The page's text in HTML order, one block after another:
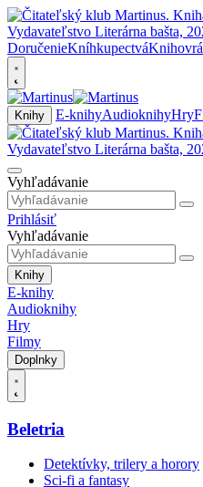
DoručenieKníhkupectvá
Knihy E-knihyAudioknihyHry
Vyhľadávanie
Prihlásiť
Vyhľadávanie
Knihy
E-knihy
Audioknihy
Hry
Filmy
Doplnky
Beletria
Detektívky, trilery a horory
Sci-fi a fantasy